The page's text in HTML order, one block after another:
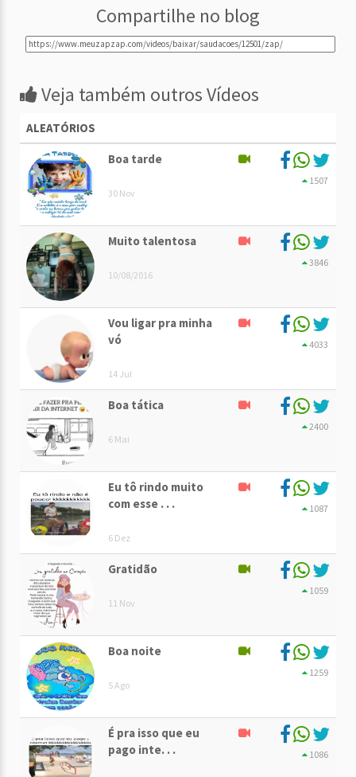
Compartilhe no blog
Veja também outros Vídeos
ALEATÓRIOS
Boa tarde
30 Nov
1507
Muito talentosa
10/08/2016
3846
Vou ligar pra minha
vó
14 Jul
4033
Boa tática
6 Mai
2400
Eu tô rindo muito
com esse . . .
6 Dez
1087
Gratidão
11 Nov
1059
Boa noite
5 Ago
1259
É pra isso que eu
pago inte. . .
1086